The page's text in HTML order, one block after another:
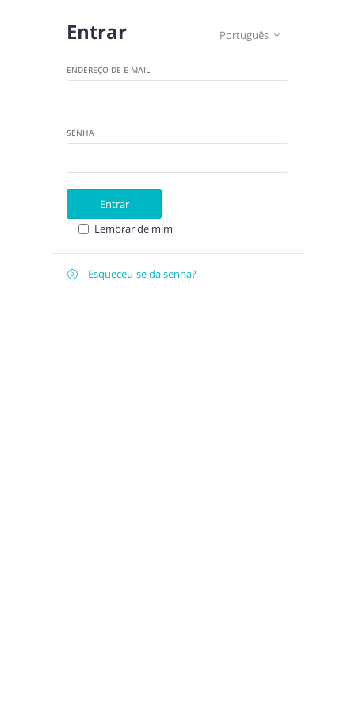
Português 
Entrar
ENDEREÇO DE E-MAIL
SENHA
Entrar
Lembrar de mim
 Esqueceu-se da senha?